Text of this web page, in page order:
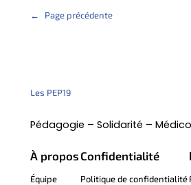
← Page précédente
Les PEP19
Pédagogie – Solidarité –
À propos
Équipe
Confidentialité
Politique de confidentialité